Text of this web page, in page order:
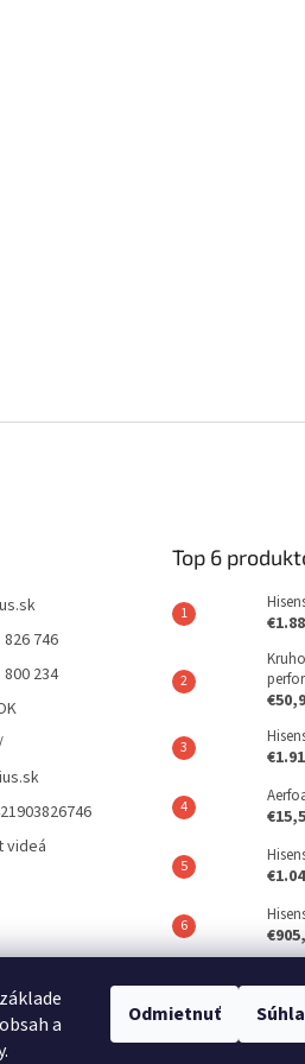
a
Odmietnuť
v
826 746
800 234
videá
Top 6